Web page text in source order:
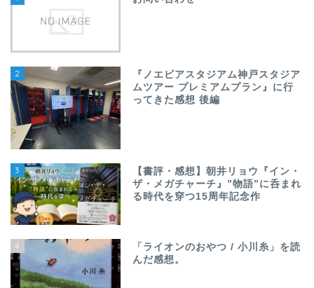
2
『ノエビアスタジアム神戸スタジア
ムツアー プレミアムプラン』に行
ってきた感想 後編
3
【書評・感想】朝井リョウ『イン・
ザ・メガチャーチ』”物語”に呑まれ
る時代を穿つ15周年記念作
4
「ライオンのおやつ / 小川糸」を読
んだ感想。